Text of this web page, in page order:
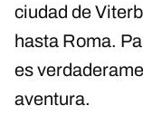
ciudad de
hasta Roma.
es
aventura.